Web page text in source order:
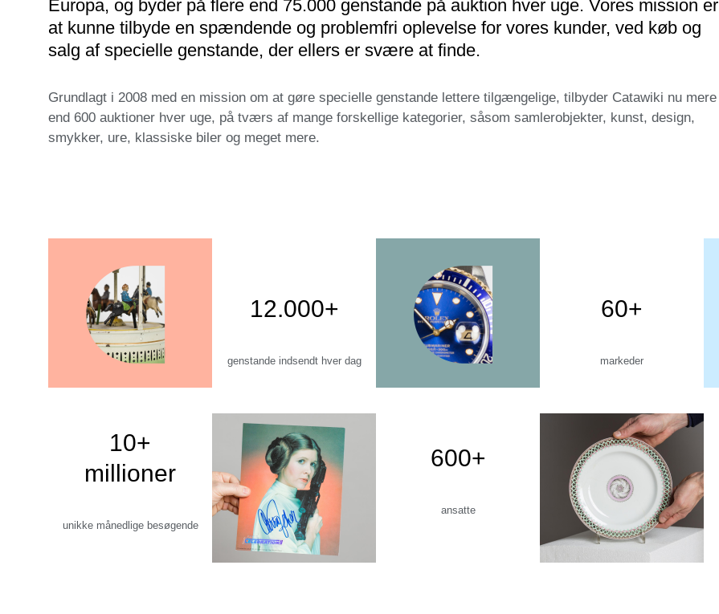
Europa, og byder på flere end 75.000 genstande på auktion hver uge. Vores mission er
at kunne tilbyde en spændende og problemfri oplevelse for vores kunder, ved køb og
salg af specielle genstande, der ellers er svære at finde.
Grundlagt i 2008 med en mission om at gøre specielle genstande lettere tilgængelige, tilbyder Catawiki nu mere
end 600 auktioner hver uge, på tværs af mange forskellige kategorier, såsom samlerobjekter, kunst, design,
smykker, ure, klassiske biler og meget mere.
10+
millioner
unikke månedlige besøgende
12.000+
genstande indsendt hver dag
600+
ansatte
60+
markeder